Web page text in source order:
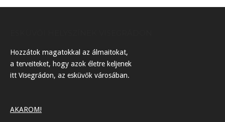
Hozzátok magatokkal az álmaitokat,
a terveiteket, hogy azok életre keljenek
itt Visegrádon, az esküvők városában.
AKAROM!